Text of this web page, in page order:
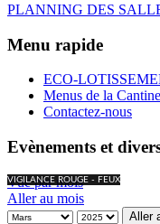
PLANNING DES
Menu rapide
ECO-
Menus de la
Contactez-nous
Evènements et
VIGILANCE ROUGE - FEUX
Vue par mois
Aller au mois
Aller